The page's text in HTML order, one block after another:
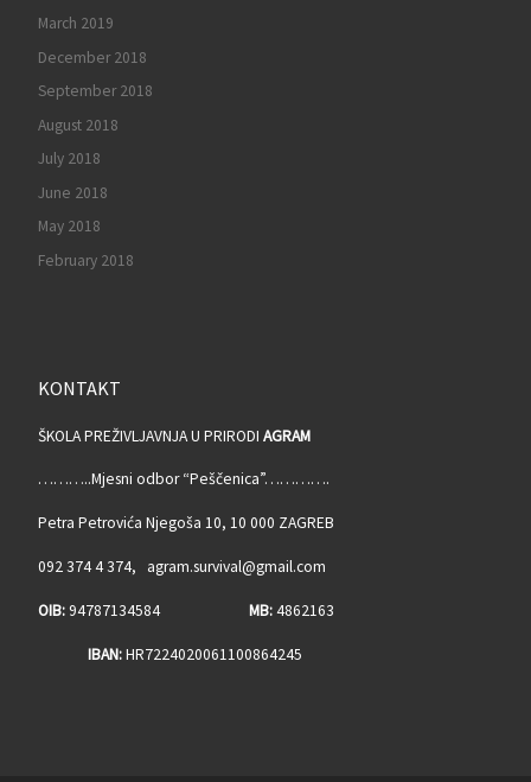
March 2019
December 2018
September 2018
August 2018
July 2018
June 2018
May 2018
February 2018
KONTAKT
ŠKOLA PREŽIVLJAVNJA U PRIRODI AGRAM
………..Mjesni odbor “Peščenica”………….
Petra Petrovića Njegoša 10, 10 000 ZAGREB
092 374 4 374, agram.survival@gmail.com
OIB:94787134584 MB:4862163
IBAN:HR7224020061100864245